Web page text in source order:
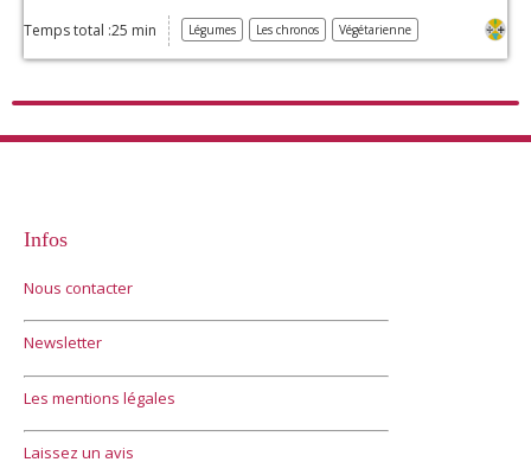
Temps total :25 min Légumes Les chronos Végétarienne
Infos
Nous contacter
Newsletter
Les mentions légales
Laissez un avis